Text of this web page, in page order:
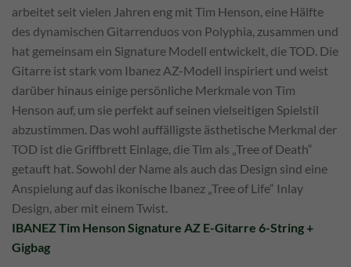
arbeitet seit vielen Jahren eng mit Tim Henson, eine Hälfte
des dynamischen Gitarrenduos von Polyphia, zusammen und
hat gemeinsam ein Signature Modell entwickelt, die TOD. Die
Gitarre ist stark vom Ibanez AZ-Modell inspiriert und weist
darüber hinaus einige persönliche Merkmale von Tim
Henson auf, um sie perfekt auf seinen vielseitigen Spielstil
abzustimmen. Das wohl auffälligste ästhetische Merkmal der
TOD ist die Griffbrett Einlage, die Tim als „Tree of Death“
getauft hat. Sowohl der Name als auch das Design sind eine
Anspielung auf das ikonische Ibanez „Tree of Life“ Inlay
Design, aber mit einem Twist.
IBANEZ Tim Henson Signature AZ E-Gitarre 6-String +
Gigbag